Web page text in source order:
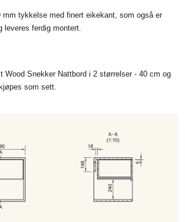
mm tykkelse med finert eikekant, som også er
leveres ferdig montert.
Wood Snekker Nattbord i 2 størrelser - 40 cm og
som sett.